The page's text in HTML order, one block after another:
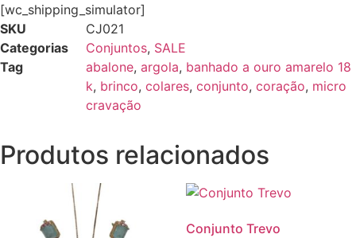
[wc_shipping_simulator]
SKU
CJ021
Categorias
Conjuntos, SALE
Tag
abalone, argola, banhado a ouro amarelo 18
k, brinco, colares, conjunto, coração, micro
cravação
Produtos relacionados
Conjunto Trevo